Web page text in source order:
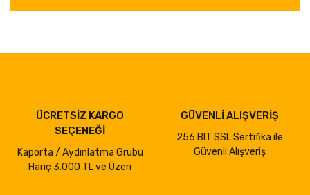
ÜCRETSİZ KARGO
SEÇENEĞİ
Kaporta / Aydınlatma Grubu
Hariç 3.000 TL ve Üzeri
GÜVENLİ ALIŞVERİŞ
256 BIT SSL Sertifika ile
Güvenli Alışveriş